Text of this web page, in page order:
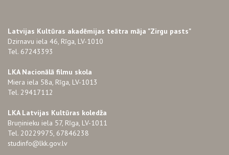
Latvijas Kultūras akadēmijas teātra māja "Zirgu pasts"
Dzirnavu iela 46, Rīga, LV-1010
Tel. 67243393
LKA Nacionālā filmu skola
Miera iela 58a, Rīga, LV-1013
Tel. 29417112
LKA Latvijas Kultūras koledža
Bruņinieku iela 57, Rīga, LV-1011
Tel. 20229975, 67846238
studinfo@lkk.gov.lv